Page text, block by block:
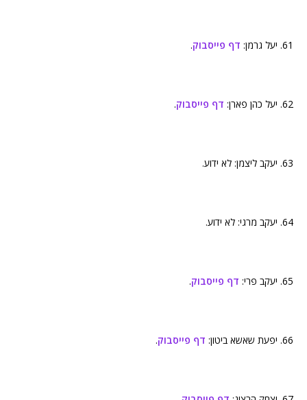
61. יעל גרמן: דף פייסבוק.
62. יעל כהן פארן: דף פייסבוק.
63. יעקב ליצמן: לא ידוע.
64. יעקב מרגי: לא ידוע.
65. יעקב פרי: דף פייסבוק.
66. יפעת שאשא ביטון: דף פייסבוק.